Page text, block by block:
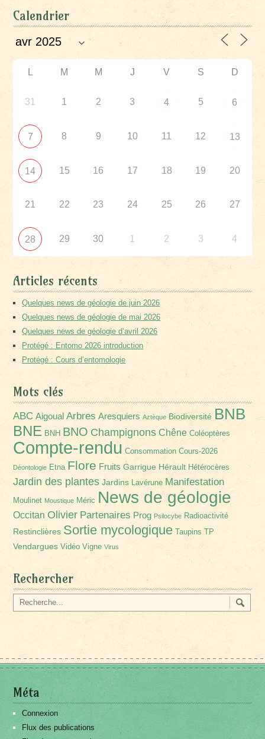
Calendrier
L M M J V S D
31 1 2 3 4 5 6
7 8 9 10 11 12 13
14 15 16 17 18 19 20
21 22 23 24 25 26 27
28 29 30 1 2 3 4
Articles récents
Quelques news de géologie de juin 2026
Quelques news de géologie de mai 2026
Quelques news de géologie d’avril 2026
Protégé : Entomo 2026 introduction
Protégé : Cours d’entomologie
Mots clés
ABC Aigoual Arbres Aresquiers Aztèque Biodiversité BNB
BNE BNH BNO Champignons Chêne Coléoptères
Compte-rendu Consommation Cours-2026
Déontologie Etna Flore Fruits Garrigue Hérault Hétérocères
Jardin des plantes Jardins Lavérune Manifestation
Moulinet Moustique Méric News de géologie
Occitan Olivier Partenaires Prog Psilocybe Radioactivité
Restinclières Sortie mycologique Taupins TP
Vendargues Vidéo Vigne Virus
Rechercher
Méta
Connexion
Flux des publications